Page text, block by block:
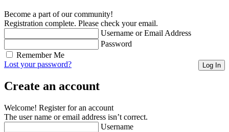
Become a part of our community!
Registration complete. Please check your email.
Username or Email Address
Password
Remember Me
Lost your password?
Create an account
Welcome! Register for an account
The user name or email address isn’t correct.
Username